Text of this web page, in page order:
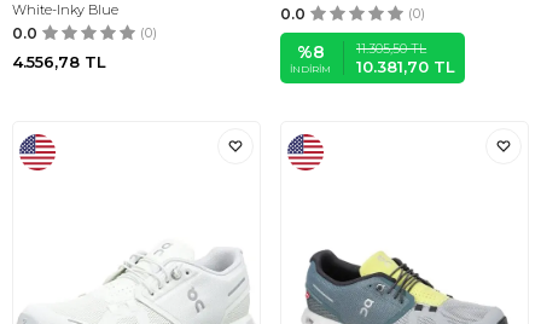
White-Inky Blue
0.0 (0)
4.556,78 TL
0.0 (0)
%8
İNDIRIM
11.305,50TL
10.381,70 TL